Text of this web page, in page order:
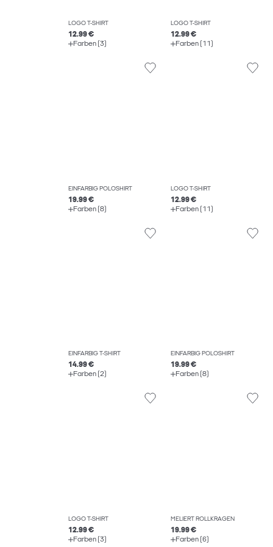
LOGO T-SHIRT
12.99 €
Farben (3)
LOGO T-SHIRT
12.99 €
Farben (11)
EINFARBIG POLOSHIRT
19.99 €
Farben (8)
LOGO T-SHIRT
12.99 €
Farben (11)
EINFARBIG T-SHIRT
14.99 €
Farben (2)
EINFARBIG POLOSHIRT
19.99 €
Farben (8)
LOGO T-SHIRT
12.99 €
Farben (3)
MELIERT ROLLKRAGEN
19.99 €
Farben (6)